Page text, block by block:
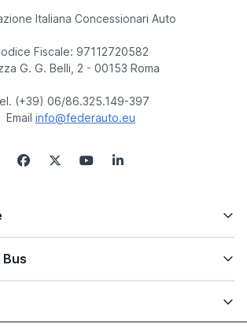
Italiana Concessionari Auto
Fiscale: 97112720582
G. G. Belli, 2 - 00153 Roma
(+39) 06/86.325.149-397
Email info@federauto.eu